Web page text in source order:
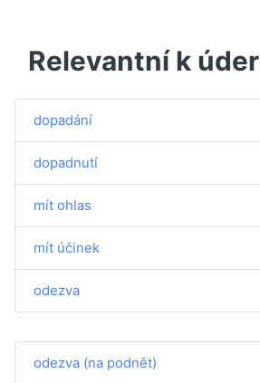
Relevantní k úder
dopadání
dopadnutí
mít ohlas
mít účinek
odezva
odezva (na podnět)